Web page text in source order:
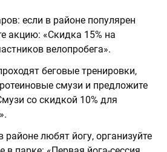
если в районе популярен
акцию: «Скидка 15% на
велопробега».
беговые тренировки,
смузи и предложите
со скидкой 10% для
районе любят йогу, организуйте